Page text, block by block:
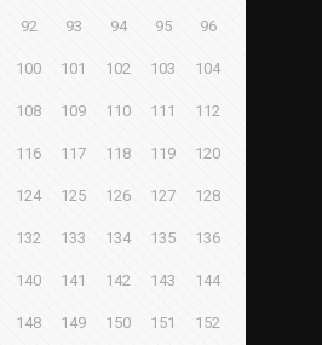
92 93 94 95 96
100 101 102 103 104
108 109 110 111 112
116 117 118 119 120
124 125 126 127 128
132 133 134 135 136
140 141 142 143 144
148 149 150 151 152